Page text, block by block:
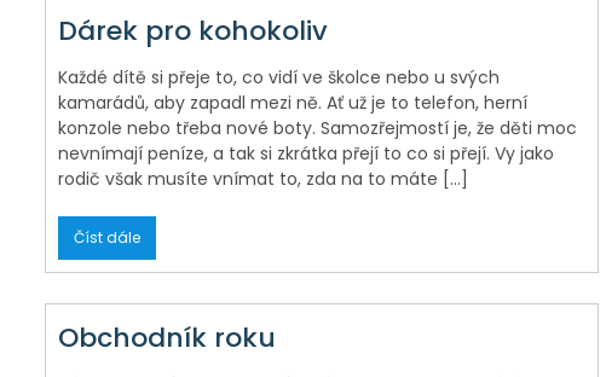
Dárek pro kohokoliv
Každé dítě si přeje to, co vidí ve školce nebo u svých
kamarádů, aby zapadl mezi ně. Ať už je to telefon, herní
konzole nebo třeba nové boty. Samozřejmostí je, že děti moc
nevnímají peníze, a tak si zkrátka přejí to co si přejí. Vy jako
rodič však musíte vnímat to, zda na to máte […]
Číst dále
Obchodník roku